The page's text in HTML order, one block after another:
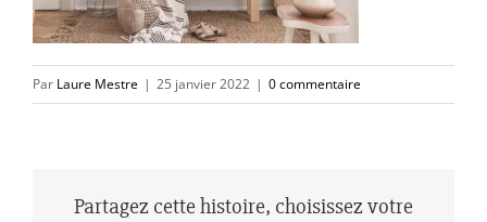
Par Laure Mestre | 25 janvier 2022 | 0 commentaire
Partagez cette histoire, choisissez votre